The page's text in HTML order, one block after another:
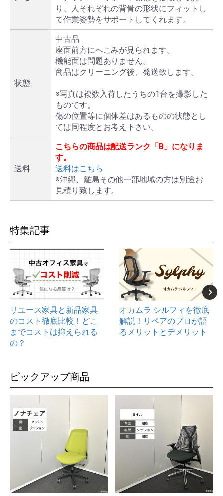
り、人それぞれの背骨の形状にフィットし
て作業姿勢をサポートしてくれます。
状態
中古品
座面前方にへこみが見られます。
機能面は問題ありません。
商品はクリーニング後、発送致します。
※写真は複数入荷したうちの1台を撮影した
ものです。
傷の位置等に個体差はあるものの状態とし
ては同程度とお考え下さい。
送料
こちらの商品は配送ランク「B」になりま
す。
送料はこちら
※沖縄、離島その他一部地域の方は別途お
見積り致します。
特集記事
リユース家具と新品家具
のコスト徹底比較！どこ
までコストは抑えられる
の？
オカムラ シルフィを徹底
解説！リペアのプロが語
るメリットとデメリット
ピックアップ商品